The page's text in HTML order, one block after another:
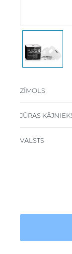
ZĪMOLS
JŪRAS
VALSTS